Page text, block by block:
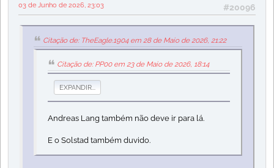
#20096
03 de Junho de 2026, 23:03
Citação de: TheEagle.1904 em 28 de Maio de 2026, 21:22
Citação de: PP00 em 23 de Maio de 2026, 18:14
EXPANDIR...
Andreas Lang também não deve ir para lá.
E o Solstad também duvido.